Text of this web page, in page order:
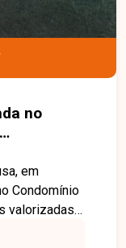
no
em
Condomínio
valorizadas